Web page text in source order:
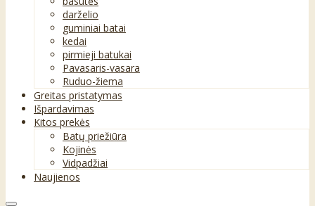
darželio
guminiai batai
kedai
pirmieji batukai
Pavasaris-vasara
Ruduo-žiema
Greitas pristatymas
Išpardavimas
Kitos prekės
Batų priežiūra
Kojinės
Vidpadžiai
Naujienos